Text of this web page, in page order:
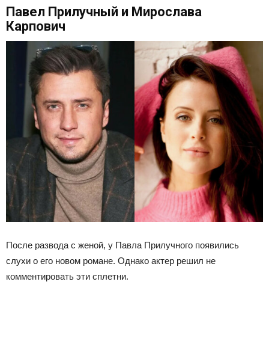
Павел Прилучный и Мирослава
Карпович
После развода с женой, у Павла Прилучного появились
слухи о его новом романе. Однако актер решил не
комментировать эти сплетни.